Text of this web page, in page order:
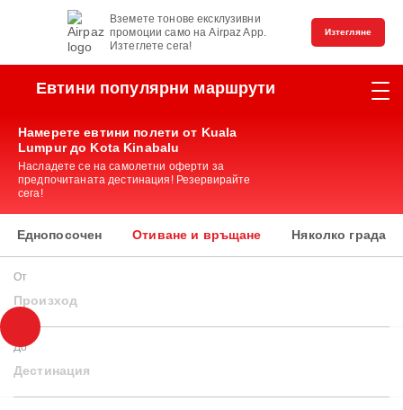
Вземете тонове ексклузивни
промоции само на Airpaz App.
Изтеглете сега!
Изтегляне
Евтини популярни маршрути
Намерете евтини полети от Kuala
Lumpur до Kota Kinabalu
Насладете се на самолетни оферти за
предпочитаната дестинация! Резервирайте
сега!
Еднопосочен Отиване и връщане Няколко града
От
Произход
До
Дестинация